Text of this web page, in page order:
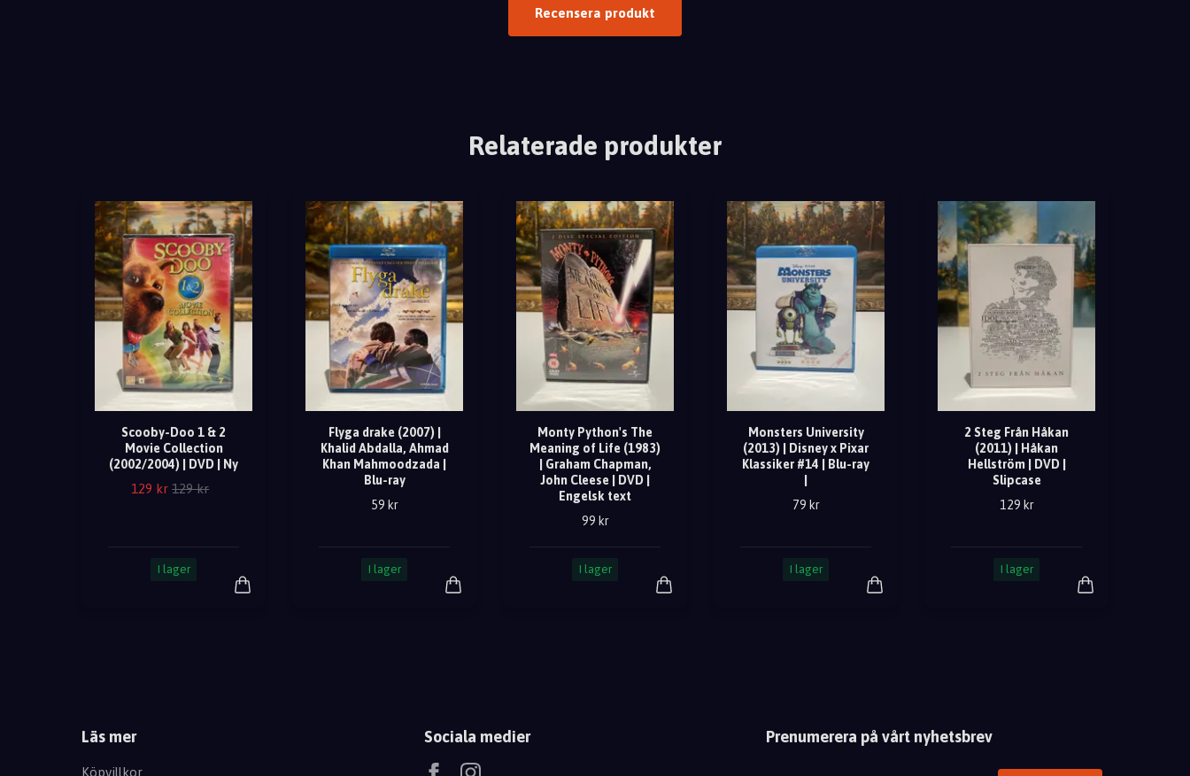
Recensera produkt
Relaterade produkter
Scooby-Doo 1 & 2
Movie Collection
(2002/2004) | DVD | Ny
129 kr 129 kr
I lager
Flyga drake (2007) |
Khalid Abdalla, Ahmad
Khan Mahmoodzada |
Blu-ray
59 kr
I lager
Monty Python's The
Meaning of Life (1983)
| Graham Chapman,
John Cleese | DVD |
Engelsk text
99 kr
I lager
Monsters University
(2013) | Disney x Pixar
Klassiker #14 | Blu-ray
79 kr
I lager
2 Steg Från Håkan
(2011) | Håkan
Hellström | DVD |
Slipcase
129 kr
I lager
Läs mer
Köpvillkor
Sociala medier Prenumerera på vårt nyhetsbrev